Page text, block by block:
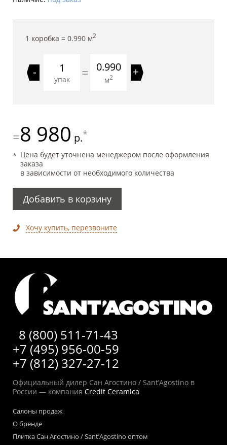
1 коробка = 0.990 м2
-
упак = 0.990
м2 +
=8 980 р.*
Цена будет уточнена менеджером после оформления
заказа
в зависимости от необходимого количества
Добавить в корзину
Хочу купить, перезвоните
8 (800) 511-71-43
+7 (495) 956-00-59
+7 (812) 327-27-12
Официальный дилер Сан Агостино / Sant’Agostino в
России — компания Credit Ceramica
Салоны продаж
О бренде
Плитка Сан Агостино / Sant’Agostino оптом